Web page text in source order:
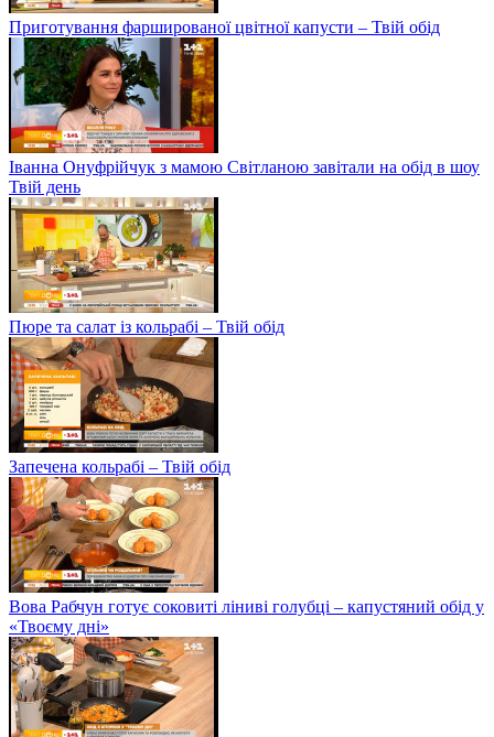
Приготування фаршированої цвітної капусти – Твій обід
Іванна Онуфрійчук з мамою Світланою завітали на обід в шоу
Твій день
Пюре та салат із кольрабі – Твій обід
Запечена кольрабі – Твій обід
Вова Рабчун готує соковиті ліниві голубці – капустяний обід у
«Твоєму дні»